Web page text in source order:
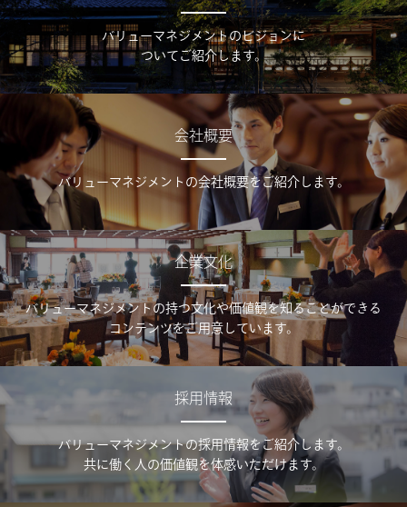
バリューマネジメントのビジョンに
ついてご紹介します。
会社概要
バリューマネジメントの会社概要をご紹介します。
企業文化
バリューマネジメントの持つ文化や価値観を知ることができる
コンテンツをご用意しています。
採用情報
バリューマネジメントの採用情報をご紹介します。
共に働く人の価値観を体感いただけます。